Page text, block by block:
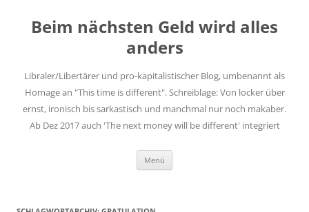
springen
Beim nächsten Geld wird alles
anders
Libraler/Libertärer und pro-kapitalistischer Blog, umbenannt als
Homage an "This time is different". Schreiblage: Von locker über
ernst, ironisch bis sarkastisch und manchmal nur noch makaber.
Ab Dez 2017 auch 'The next money will be different' integriert
Menü